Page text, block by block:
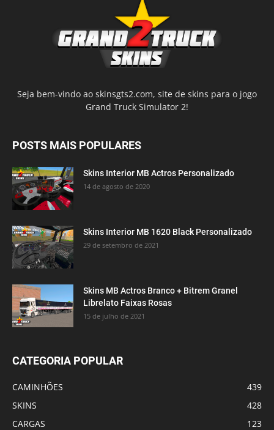
Seja bem-vindo ao skinsgts2.com, site de skins para o jogo
Grand Truck Simulator 2!
POSTS MAIS POPULARES
Skins Interior MB Actros Personalizado
14 de agosto de 2020
Skins Interior MB 1620 Black Personalizado
29 de setembro de 2021
Skins MB Actros Branco + Bitrem Granel
Librelato Faixas Rosas
15 de julho de 2021
CATEGORIA POPULAR
CAMINHÕES
439
SKINS
428
CARGAS
123